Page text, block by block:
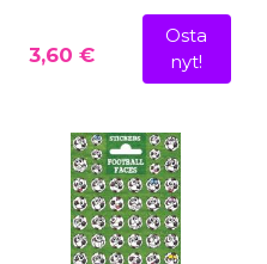
3,60 €
Osta
nyt!